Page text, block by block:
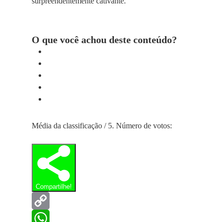
O que você achou deste conteúdo?
Média da classificação / 5. Número de votos:
Compartilhe!
Copy